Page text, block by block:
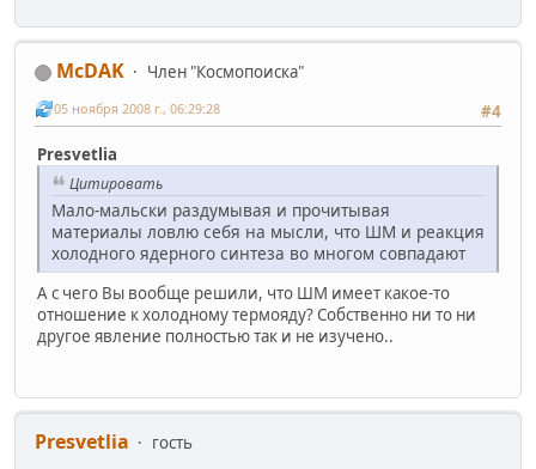
McDAK
Член "Космопоиска"
#4
05 ноября 2008 г., 06:29:28
Presvetlia
Цитировать
Мало-мальски раздумывая и прочитывая
материалы ловлю себя на мысли, что ШМ и реакция
холодного ядерного синтеза во многом совпадают
А с чего Вы вообще решили, что ШМ имеет какое-то
отношение к холодному термояду? Собственно ни то ни
другое явление полностью так и не изучено..
Presvetlia гость